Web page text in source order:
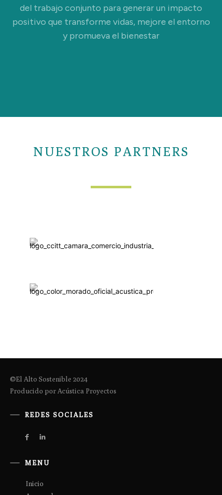
del trabajo conjunto para generar un impacto
positivo que transforme vidas, mejore el entorno
y promueva el bienestar
NUESTROS PARTNERS
©El Alto Sostenible 2024
Producido por Acústica Proyectos
REDES SOCIALES
MENU
Inicio